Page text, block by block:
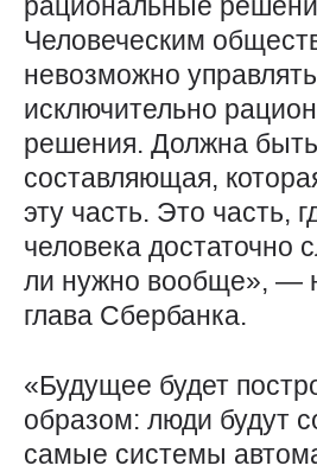
Человеческим
невозможно
исключительно
решения. Должна быть
составляющая,
эту часть. Это часть,
человека достаточно
ли нужно вообще», —
глава Сбербанка.
«Будущее будет
образом: люди будут
самые системы